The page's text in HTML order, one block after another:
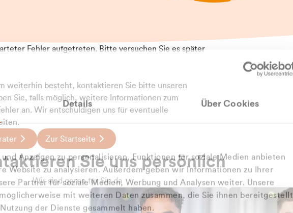
Details Über Cookies
Anzeigen zu personalisieren, Funktionen für soziale Medien anbieten
Website zu analysieren. Außerdem geben wir Informationen zu Ihrer
Partner für soziale Medien, Werbung und Analysen weiter. Unsere
mit weiteren Daten zusammen, die Sie ihnen bereitgestellt
der Dienste gesammelt haben.
Sie?
Fehler aufgetreten. Bitte versuchen Sie es später
weiterhin besteht, kontaktieren Sie bitte unseren
Sie, falls möglich, weitere Informationen zum
an. Wir entschuldigen uns für eventuelle
Zur Startseite
Sie uns persönlich
Wir sind gerne für Sie da